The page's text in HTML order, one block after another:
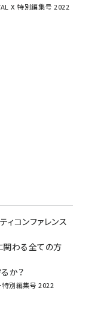
X 特別編集号 2022
ィコンファレンス
関わる全ての方
か？
特別編集号 2022